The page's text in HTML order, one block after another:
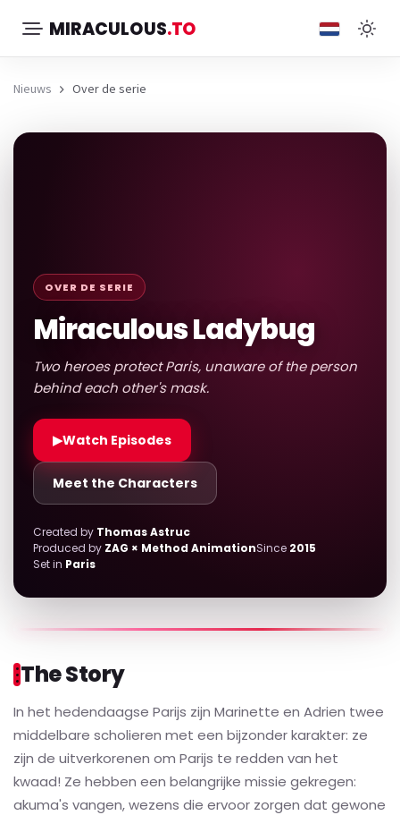
MIRACULOUS.TO
Nieuws Over de serie
OVER DE SERIE
Miraculous Ladybug
Two heroes protect Paris, unaware of the person
behind each other's mask.
▶Watch Episodes
Meet the Characters
Created by Thomas Astruc
Produced by ZAG × Method AnimationSince 2015
Set in Paris
The Story
In het hedendaagse Parijs zijn Marinette en Adrien twee
middelbare scholieren met een bijzonder karakter: ze
zijn de uitverkorenen om Parijs te redden van het
kwaad! Ze hebben een belangrijke missie gekregen:
akuma's vangen, wezens die ervoor zorgen dat gewone